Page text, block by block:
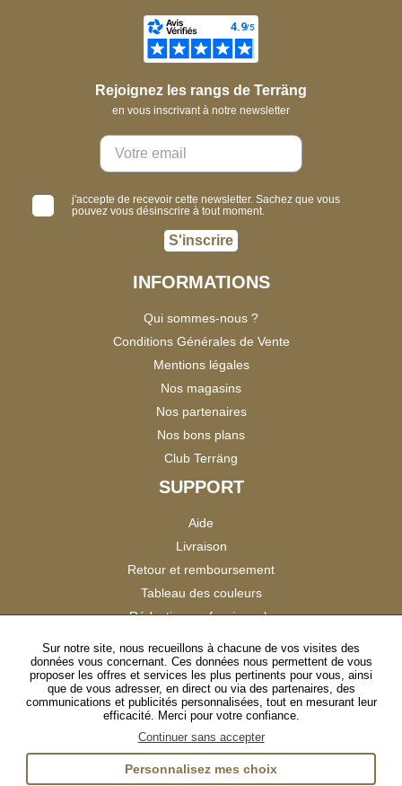
Rejoignez les rangs de Terräng
en vous inscrivant à notre newsletter
j'accepte de recevoir cette newsletter. Sachez que vous
pouvez vous désinscrire à tout moment.
S'inscrire
INFORMATIONS
Qui sommes-nous ?
Conditions Générales de Vente
Mentions légales
Nos magasins
Nos partenaires
Nos bons plans
Club Terräng
SUPPORT
Aide
Livraison
Retour et remboursement
Tableau des couleurs
Réduction professionnels
Satisfaction Clients
SUIVEZ-NOUS
InstagramTikTokFacebookYouTubeLinkedIn
Sur notre site, nous recueillons à chacune de vos visites des
données vous concernant. Ces données nous permettent de vous
proposer les offres et services les plus pertinents pour vous, ainsi
que de vous adresser, en direct ou via des partenaires, des
communications et publicités personnalisées, tout en mesurant leur
efficacité. Merci pour votre confiance.
Continuer sans accepter
Personnalisez mes choix